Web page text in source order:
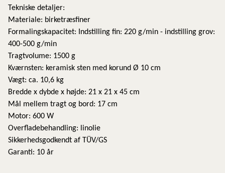
Tekniske detaljer:
Materiale: birketræsfiner
Formalingskapacitet: Indstilling fin: 220 g/min - indstilling grov:
400-500 g/min
Tragtvolume: 1500 g
Kværnsten: keramisk sten med korund Ø 10 cm
Vægt: ca. 10,6 kg
Bredde x dybde x højde: 21 x 21 x 45 cm
Mål mellem tragt og bord: 17 cm
Motor: 600 W
Overfladebehandling: linolie
Sikkerhedsgodkendt af TÜV/GS
Garanti: 10 år